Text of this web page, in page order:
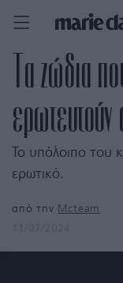
Τα ζώδια
To υπόλοιπο του
ερωτικό.
από την Mcteam